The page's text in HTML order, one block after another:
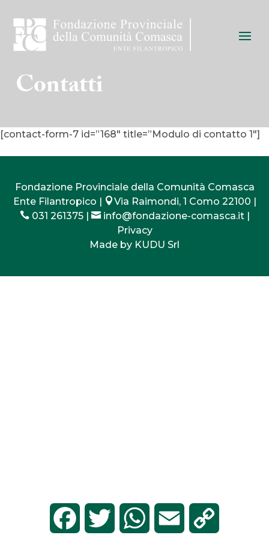
Contatti
[contact-form-7 id=”168″ title=”Modulo di contatto 1″]
Fondazione Provinciale della Comunità Comasca
Ente Filantropico | Via Raimondi, 1 Como 22100 |
031 261375| info@fondazione-comasca.it|
Privacy
Made by KUDU Srl
Facebook
TwitterWhatsApp
Email